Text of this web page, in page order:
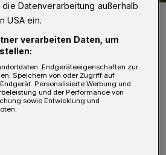
hatten wieder mehr zu tun.
sich auf neue
des Statistischen
die Datenverarbeitung außerhalb
USA ein.
verarbeiten Daten, um
Endgeräteeigenschaften zur
Speichern von oder Zugriff auf
Personalisierte Werbung und
und der Performance von
sowie Entwicklung und